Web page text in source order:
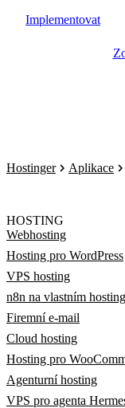
Implementovat
Hostinger Aplikace
HOSTING
Webhosting
Hosting pro WordPress
VPS hosting
n8n na vlastním
Firemní e-mail
Cloud hosting
Hosting pro
Agenturní hosting
VPS pro agenta